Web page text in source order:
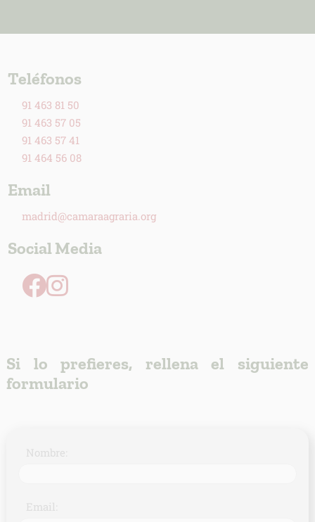
Teléfonos
91 463 81 50
91 463 57 05
91 463 57 41
91 464 56 08
Email
madrid@camaraagraria.org
Social Media
Si lo prefieres, rellena el siguiente
formulario
Nombre:
Email: